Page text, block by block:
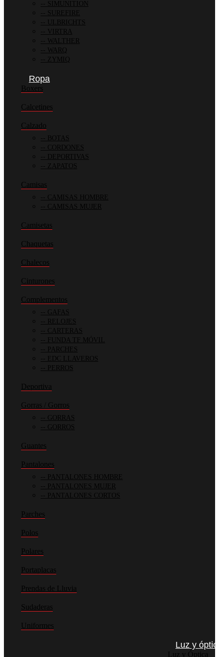
SIMUNITION
SUREFIRE
ULBRICHTS
VIRTRA
WALTHER
WARQ
ZYMIQ
Ropa
Boxers
Calcetines
Calzado
BOTAS
CORDONES
DEPORTIVAS
ZAPATOS
Camisas
CAMISAS HOMBRE
CAMISAS MUJER
Camisetas
Chaquetas
Chalecos
Cinturones
Complementos
GAFAS
RELOJES
CARTERAS
FUNDA TF MÓVIL
PARCHES
EDC LLAVEROS
PERROS
Deportiva
Gorras / Gorros
GORRAS
GORROS
Guantes
Pantalones
PANTALONES HOMBRE
PANTALONES MUJER
PANTALONES CORTOS
Parches
Polos
Polares
Portaplacas
Prendas de Lluvia
Sudaderas
Uniformes
Luz y
Luz y Óptica